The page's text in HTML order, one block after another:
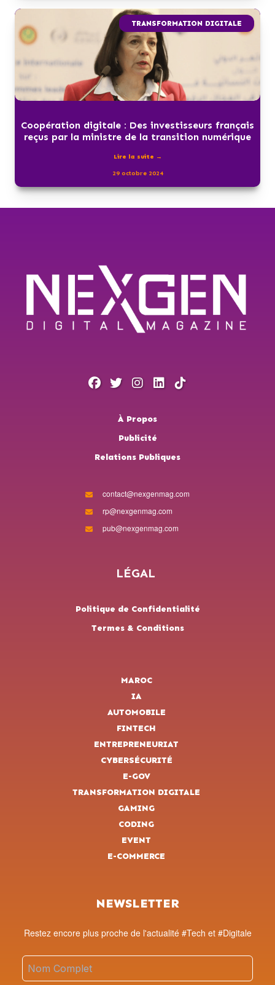
TRANSFORMATION DIGITALE
Coopération digitale : Des investisseurs français
reçus par la ministre de la transition numérique
Lire la suite →
29 octobre 2024
À Propos
Publicité
Relations Publiques
contact@nexgenmag.com
rp@nexgenmag.com
pub@nexgenmag.com
LÉGAL
Politique de Confidentialité
Termes & Conditions
MAROC
IA
AUTOMOBILE
FINTECH
ENTREPRENEURIAT
CYBERSÉCURITÉ
E-GOV
TRANSFORMATION DIGITALE
GAMING
CODING
EVENT
E-COMMERCE
NEWSLETTER
Restez encore plus proche de l'actualité #Tech et #Digitale